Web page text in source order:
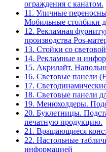
ограждения с канатом.
11. Уличные
Мобильные столбики
12. Рекламная
производства Pos-
13. Стойки со
14. Рекламные и
15. Акрилайт.
16. Световые панели
17.
18. Световые панели
19. Менюхолдеры.
20. Буклетницы.
печатную продукцию.
21. Вращающиеся
22. Настольные
информацией